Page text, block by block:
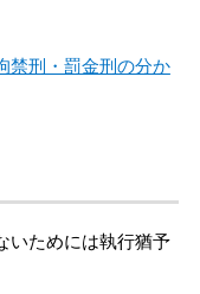
禁刑・罰金刑の分か
いためには執行猶予